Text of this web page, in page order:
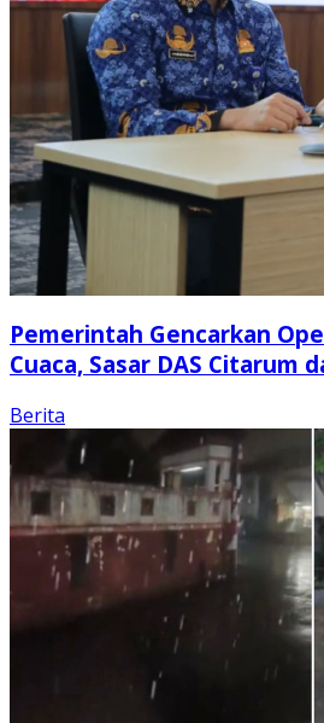
Pemerintah Gencarkan
Cuaca, Sasar DAS Citarum
Berita